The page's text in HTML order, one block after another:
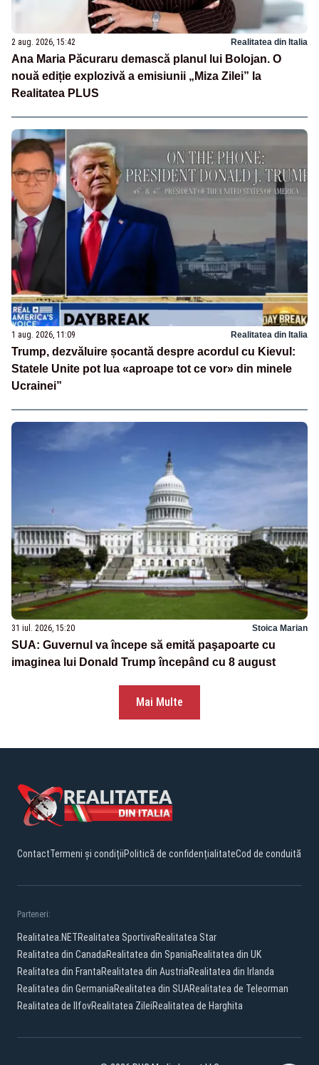
2 aug. 2026, 15:42 Realitatea din Italia
Ana Maria Păcuraru demască planul lui Bolojan. O
nouă ediție explozivă a emisiunii „Miza Zilei” la
Realitatea PLUS
1 aug. 2026, 11:09 Realitatea din Italia
Trump, dezvăluire șocantă despre acordul cu Kievul:
Statele Unite pot lua «aproape tot ce vor» din minele
Ucrainei”
31 iul. 2026, 15:20 Stoica Marian
SUA: Guvernul va începe să emită paşapoarte cu
imaginea lui Donald Trump începând cu 8 august
Mai Multe
ContactTermeni și condițiiPolitică de confidențialitateCod de conduită
Parteneri:
Realitatea.NETRealitatea SportivaRealitatea Star
Realitatea din CanadaRealitatea din SpaniaRealitatea din UK
Realitatea din FrantaRealitatea din AustriaRealitatea din Irlanda
Realitatea din GermaniaRealitatea din SUARealitatea de Teleorman
Realitatea de IlfovRealitatea ZileiRealitatea de Harghita